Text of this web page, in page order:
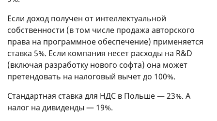
Если доход получен от интеллектуальной
собственности (в том числе продажа авторского
права на программное обеспечение) применяется
ставка 5%. Если компания несет расходы на R&D
(включая разработку нового софта) она может
претендовать на налоговый вычет до 100%.
Стандартная ставка для НДС в Польше — 23%. А
налог на дивиденды — 19%.